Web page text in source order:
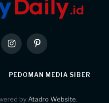
InstagramPinterest
PEDOMAN MEDIA SIBER
by Atadro Website